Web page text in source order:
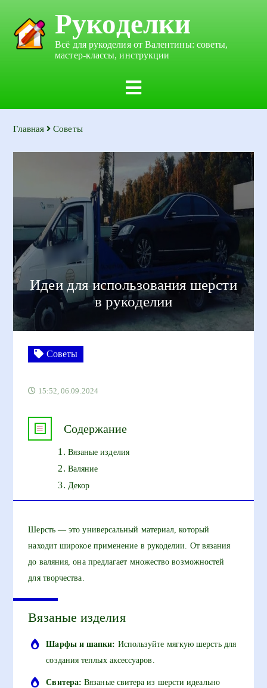
Рукоделки
Всё для рукоделия от Валентины: советы,
мастер-классы, инструкции
Главная Советы
Идеи для использования шерсти
в рукоделии
Советы
15:52, 06.09.2024
Содержание
Вязаные изделия
Валяние
Декор
Шерсть — это универсальный материал, который
находит широкое применение в рукоделии. От вязания
до валяния, она предлагает множество возможностей
для творчества.
Вязаные изделия
Шарфы и шапки: Используйте мягкую шерсть для
создания теплых аксессуаров.
Свитера: Вязаные свитера из шерсти идеально